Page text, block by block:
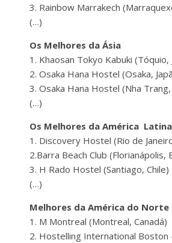
3. Rainbow Marrakech
(…)
Os Melhores da Ásia
1. Khaosan Tokyo Kabuki (Tóquio,
2. Osaka Hana Hostel (Osaka,
3. Osaka Hana Hostel (Nha
(…)
Os Melhores da América Latina
1. Discovery Hostel (Rio de
2.Barra Beach Club (Florianápolis,
3. H Rado Hostel (Santiago, Chile)
(…)
Melhores da América do Norte
1. M Montreal (Montreal, Canadá)
2. Hostelling International Boston